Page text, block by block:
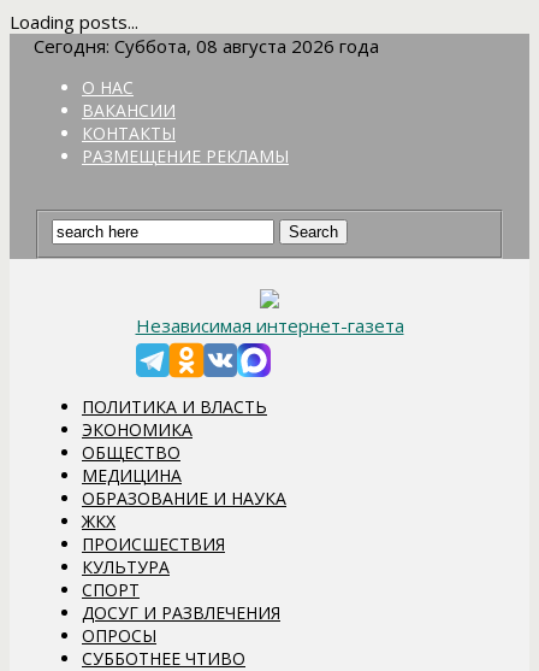
Loading posts...
Сегодня: Суббота, 08 августа 2026 года
О НАС
ВАКАНСИИ
КОНТАКТЫ
РАЗМЕЩЕНИЕ РЕКЛАМЫ
Независимая интернет-газета
ПОЛИТИКА И ВЛАСТЬ
ЭКОНОМИКА
ОБЩЕСТВО
МЕДИЦИНА
ОБРАЗОВАНИЕ И НАУКА
ЖКХ
ПРОИСШЕСТВИЯ
КУЛЬТУРА
СПОРТ
ДОСУГ И РАЗВЛЕЧЕНИЯ
ОПРОСЫ
СУББОТНЕЕ ЧТИВО